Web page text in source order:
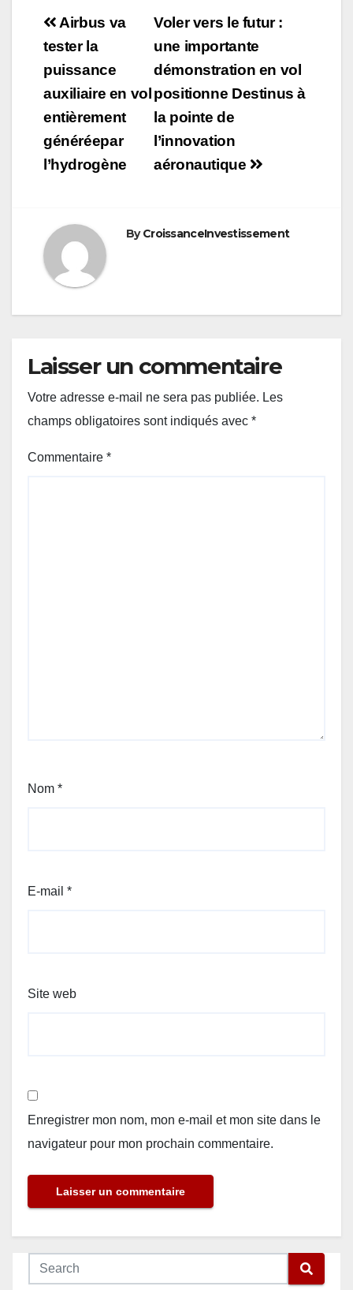
Navigation
de
l’article
Voler vers le futur :
une importante
démonstration en vol
positionne Destinus à
la pointe de
l’innovation
aéronautique
Airbus va
tester la
puissance
auxiliaire en vol
entièrement
généréepar
l’hydrogène
ByCroissanceInvestissement
Laisser un commentaire
Votre adresse e-mail ne sera pas publiée. Les
champs obligatoires sont indiqués avec *
Commentaire *
Nom *
E-mail *
Site web
Enregistrer mon nom, mon e-mail et mon site dans le
navigateur pour mon prochain commentaire.